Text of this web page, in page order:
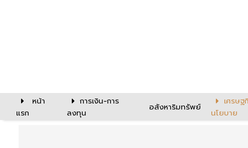
หน้า
แรก
การเงิน-การ
ลงทุน
อสังหาริมทรัพย์
เศรษฐ
นโยบาย